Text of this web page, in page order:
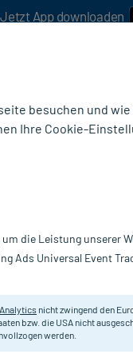
App downloaden
Mindestbestellwert!
Arzneimittel.
besuchen und wie
Ihre Cookie-
die Leistung unserer
Ads Universal Event
nicht zwingend den
bzw. die USA nicht
werden.